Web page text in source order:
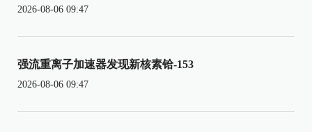
2026-08-06 09:47
强流重离子加速器发现新核素铪-153
2026-08-06 09:47